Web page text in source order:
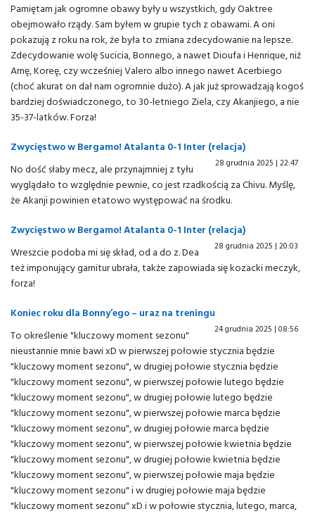
Pamiętam jak ogromne obawy były u wszystkich, gdy Oaktree
obejmowało rządy. Sam byłem w grupie tych z obawami. A oni
pokazują z roku na rok, że była to zmiana zdecydowanie na lepsze.
Zdecydowanie wolę Sucicia, Bonnego, a nawet Dioufa i Henrique, niż
Arnę, Koreę, czy wcześniej Valero albo innego nawet Acerbiego
(choć akurat on dał nam ogromnie dużo). A jak już sprowadzają kogoś
bardziej doświadczonego, to 30-letniego Ziela, czy Akanjiego, a nie
35-37-latków. Forza!
Zwycięstwo w Bergamo! Atalanta 0-1 Inter (relacja)
28 grudnia 2025 | 22:47
No dość słaby mecz, ale przynajmniej z tyłu
wyglądało to względnie pewnie, co jest rzadkością za Chivu. Myślę,
że Akanji powinien etatowo występować na środku.
Zwycięstwo w Bergamo! Atalanta 0-1 Inter (relacja)
28 grudnia 2025 | 20:03
Wreszcie podoba mi się skład, od a do z. Dea
też imponujący garnitur ubrała, także zapowiada się kozacki meczyk,
forza!
Koniec roku dla Bonny’ego – uraz na treningu
24 grudnia 2025 | 08:56
To określenie "kluczowy moment sezonu"
nieustannie mnie bawi xD w pierwszej połowie stycznia będzie
"kluczowy moment sezonu", w drugiej połowie stycznia będzie
"kluczowy moment sezonu", w pierwszej połowie lutego będzie
"kluczowy moment sezonu", w drugiej połowie lutego będzie
"kluczowy moment sezonu", w pierwszej połowie marca będzie
"kluczowy moment sezonu", w drugiej połowie marca będzie
"kluczowy moment sezonu", w pierwszej połowie kwietnia będzie
"kluczowy moment sezonu", w drugiej połowie kwietnia będzie
"kluczowy moment sezonu", w pierwszej połowie maja będzie
"kluczowy moment sezonu" i w drugiej połowie maja będzie
"kluczowy moment sezonu" xD i w połowie stycznia, lutego, marca,